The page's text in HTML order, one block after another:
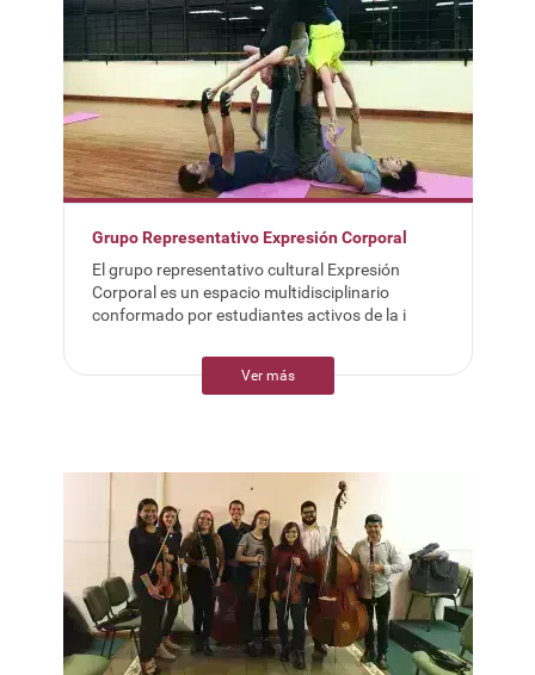
Grupo Representativo Expresión Corporal
El grupo representativo cultural Expresión
Corporal es un espacio multidisciplinario
conformado por estudiantes activos de la i
Ver más